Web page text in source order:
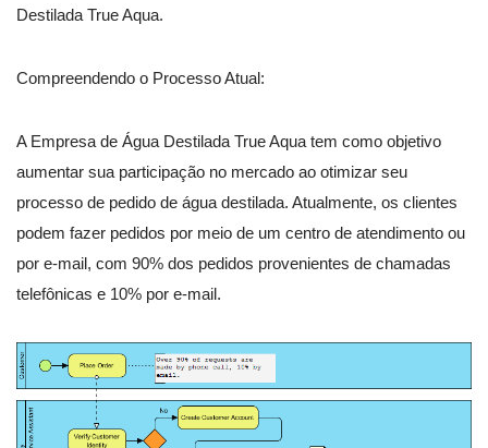
Destilada True Aqua.
Compreendendo o Processo Atual:
A Empresa de Água Destilada True Aqua tem como objetivo
aumentar sua participação no mercado ao otimizar seu
processo de pedido de água destilada. Atualmente, os clientes
podem fazer pedidos por meio de um centro de atendimento ou
por e-mail, com 90% dos pedidos provenientes de chamadas
telefônicas e 10% por e-mail.